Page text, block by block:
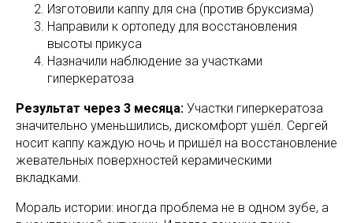
Изготовили каппу для сна (против бруксизма)
Направили к ортопеду для восстановления
высоты прикуса
Назначили наблюдение за участками
гиперкератоза
Результат через 3 месяца: Участки гиперкератоза
значительно уменьшились, дискомфорт ушёл. Сергей
носит каппу каждую ночь и пришёл на восстановление
жевательных поверхностей керамическими
вкладками.
Мораль истории: иногда проблема не в одном зубе, а